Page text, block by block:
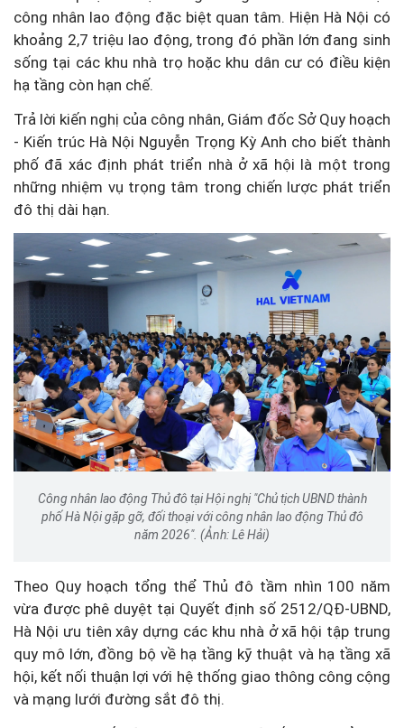
công nhân lao động đặc biệt quan tâm. Hiện Hà Nội có
khoảng 2,7 triệu lao động, trong đó phần lớn đang sinh
sống tại các khu nhà trọ hoặc khu dân cư có điều kiện
hạ tầng còn hạn chế.
Trả lời kiến nghị của công nhân, Giám đốc Sở Quy hoạch
- Kiến trúc Hà Nội Nguyễn Trọng Kỳ Anh cho biết thành
phố đã xác định phát triển nhà ở xã hội là một trong
những nhiệm vụ trọng tâm trong chiến lược phát triển
đô thị dài hạn.
Công nhân lao động Thủ đô tại Hội nghị "Chủ tịch UBND thành
phố Hà Nội gặp gỡ, đối thoại với công nhân lao động Thủ đô
năm 2026". (Ảnh: Lê Hải)
Theo Quy hoạch tổng thể Thủ đô tầm nhìn 100 năm
vừa được phê duyệt tại Quyết định số 2512/QĐ-UBND,
Hà Nội ưu tiên xây dựng các khu nhà ở xã hội tập trung
quy mô lớn, đồng bộ về hạ tầng kỹ thuật và hạ tầng xã
hội, kết nối thuận lợi với hệ thống giao thông công cộng
và mạng lưới đường sắt đô thị.